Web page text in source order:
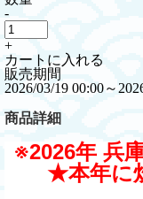
-
+
カートに入れる
販売期間
2026/03/19 00:00～
商品詳細
※2026年 兵
★本年に